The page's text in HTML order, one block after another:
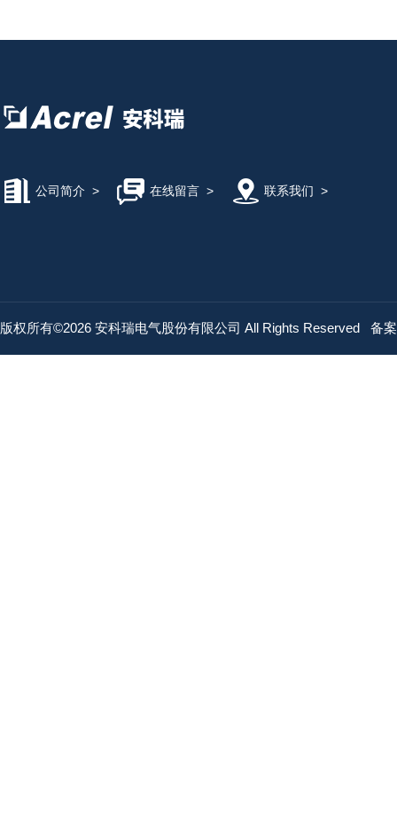
公司简介 > 在线留言> 联系我们 >
版权所有©2026 安科瑞电气股份有限公司 All Rights Reserved 备